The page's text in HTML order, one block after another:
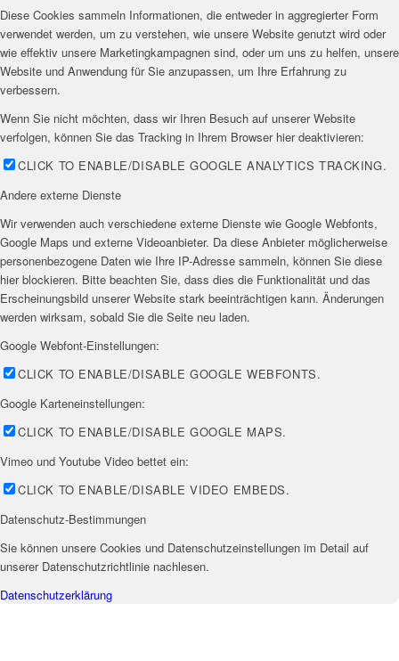
Diese Cookies sammeln Informationen, die entweder in aggregierter Form
verwendet werden, um zu verstehen, wie unsere Website genutzt wird oder
wie effektiv unsere Marketingkampagnen sind, oder um uns zu helfen, unsere
Website und Anwendung für Sie anzupassen, um Ihre Erfahrung zu
verbessern.
Wenn Sie nicht möchten, dass wir Ihren Besuch auf unserer Website
verfolgen, können Sie das Tracking in Ihrem Browser hier deaktivieren:
CLICK TO ENABLE/DISABLE GOOGLE ANALYTICS TRACKING.
Andere externe Dienste
Wir verwenden auch verschiedene externe Dienste wie Google Webfonts,
Google Maps und externe Videoanbieter. Da diese Anbieter möglicherweise
personenbezogene Daten wie Ihre IP-Adresse sammeln, können Sie diese
hier blockieren. Bitte beachten Sie, dass dies die Funktionalität und das
Erscheinungsbild unserer Website stark beeinträchtigen kann. Änderungen
werden wirksam, sobald Sie die Seite neu laden.
Google Webfont-Einstellungen:
CLICK TO ENABLE/DISABLE GOOGLE WEBFONTS.
Google Karteneinstellungen:
CLICK TO ENABLE/DISABLE GOOGLE MAPS.
Vimeo und Youtube Video bettet ein:
CLICK TO ENABLE/DISABLE VIDEO EMBEDS.
Datenschutz-Bestimmungen
Sie können unsere Cookies und Datenschutzeinstellungen im Detail auf
unserer Datenschutzrichtlinie nachlesen.
Datenschutzerklärung